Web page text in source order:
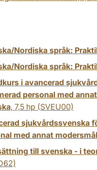
Nordiska språk:
Nordiska språk:
i avancerad
personal med
, 7,5 hp (SVEU00)
sjukvårdssvenska
med annat modersmål
till svenska - i